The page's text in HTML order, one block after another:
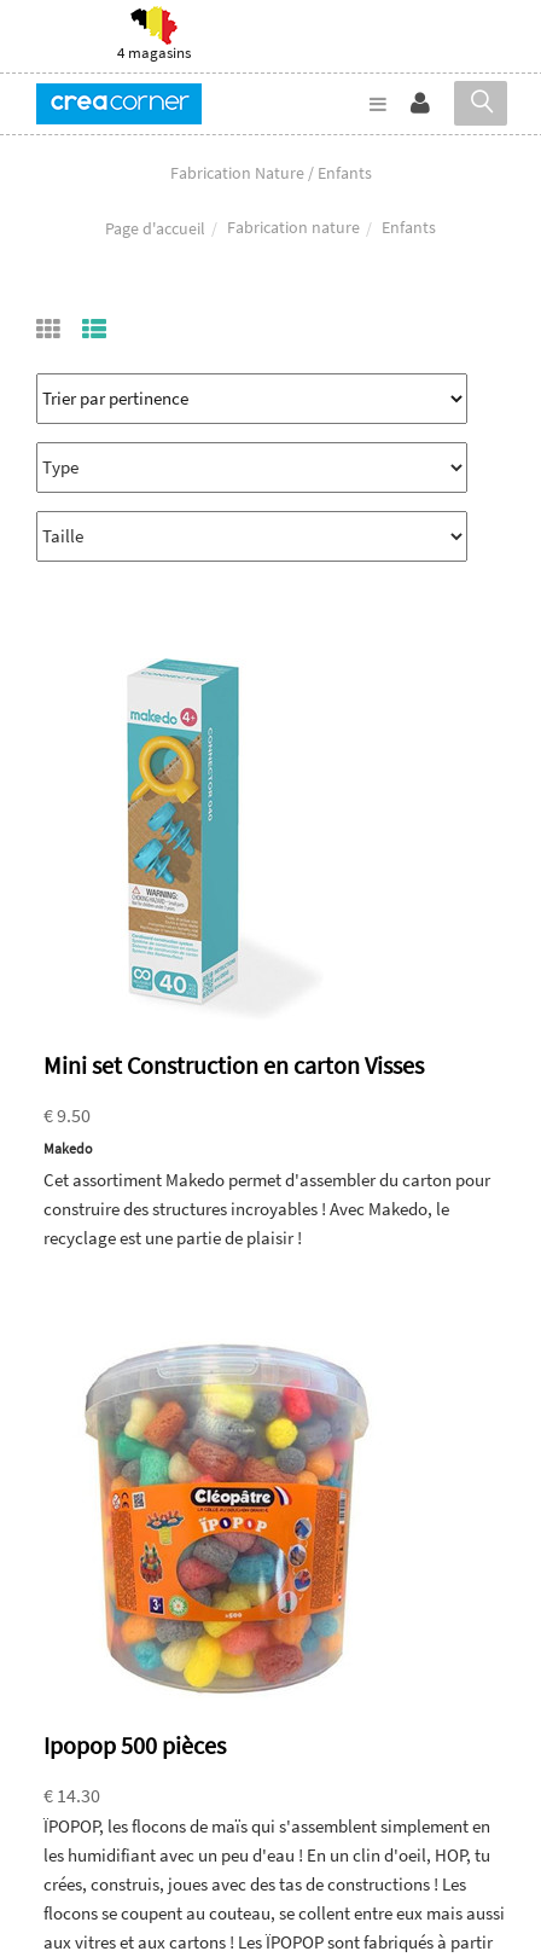
4 magasins
Fabrication Nature / Enfants
Page d'accueil Fabrication nature Enfants
Mini set Construction en carton Visses
€ 9.50
Makedo
Cet assortiment Makedo permet d'assembler du carton pour
construire des structures incroyables ! Avec Makedo, le
recyclage est une partie de plaisir !
Ipopop 500 pièces
€ 14.30
ÏPOPOP, les flocons de maïs qui s'assemblent simplement en
les humidifiant avec un peu d'eau ! En un clin d'oeil, HOP, tu
crées, construis, joues avec des tas de constructions ! Les
flocons se coupent au couteau, se collent entre eux mais aussi
aux vitres et aux cartons ! Les ÏPOPOP sont fabriqués à partir